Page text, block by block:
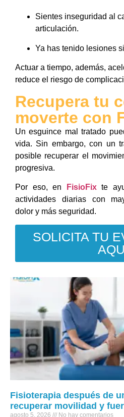
Sientes inseguridad al
articulación.
Ya has tenido lesiones
Actuar a tiempo, además,
reduce el riesgo de
Recupera tu
moverte con
Un esguince mal tratado
vida. Sin embargo, con un
posible recuperar el
progresiva.
Por eso, en FisioFix te
actividades diarias con
dolor y más seguridad.
SOLICITA TU
Fisioterapia después de
recuperar movilidad y
agosto 5, 2026 No hay comentarios